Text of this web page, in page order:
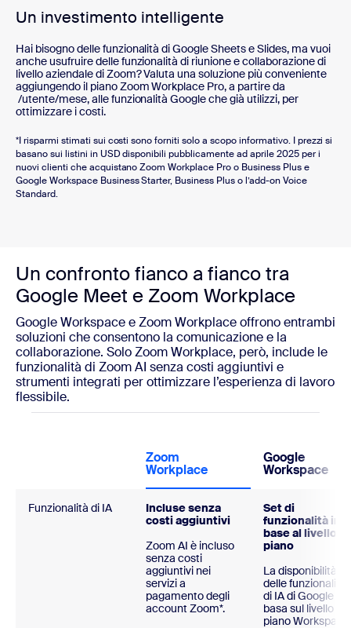
Un investimento intelligente
Hai bisogno delle funzionalità di Google Sheets e Slides, ma vuoi
anche usufruire delle funzionalità di riunione e collaborazione di
livello aziendale di Zoom? Valuta una soluzione più conveniente
aggiungendo il piano Zoom Workplace Pro, a partire da
/utente/mese, alle funzionalità Google che già utilizzi, per
ottimizzare i costi.
*I risparmi stimati sui costi sono forniti solo a scopo informativo. I prezzi si
basano sui listini in USD disponibili pubblicamente ad aprile 2025 per i
nuovi clienti che acquistano Zoom Workplace Pro o Business Plus e
Google Workspace Business Starter, Business Plus o l’add-on Voice
Standard.
Un confronto fianco a fianco tra
Google Meet e Zoom Workplace
Google Workspace e Zoom Workplace offrono entrambi
soluzioni che consentono la comunicazione e la
collaborazione. Solo Zoom Workplace, però, include le
funzionalità di Zoom AI senza costi aggiuntivi e
strumenti integrati per ottimizzare l’esperienza di lavoro
flessibile.
Zoom
Workplace
Google
Workspace
Funzionalità di IA
Incluse senza
costi aggiuntivi
Zoom AI è incluso
senza costi
aggiuntivi nei
servizi a
pagamento degli
account Zoom*.
Set di
funzionalità in
base al livello
piano
La disponibilità
delle funzionalità
di IA di Google si
basa sul livello del
piano Workspace,